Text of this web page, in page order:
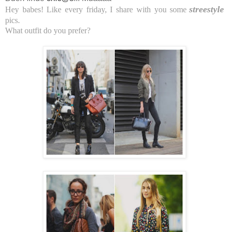
Hey babes! Like every friday, I share with you some streestyle
pics.
What outfit do you prefer?